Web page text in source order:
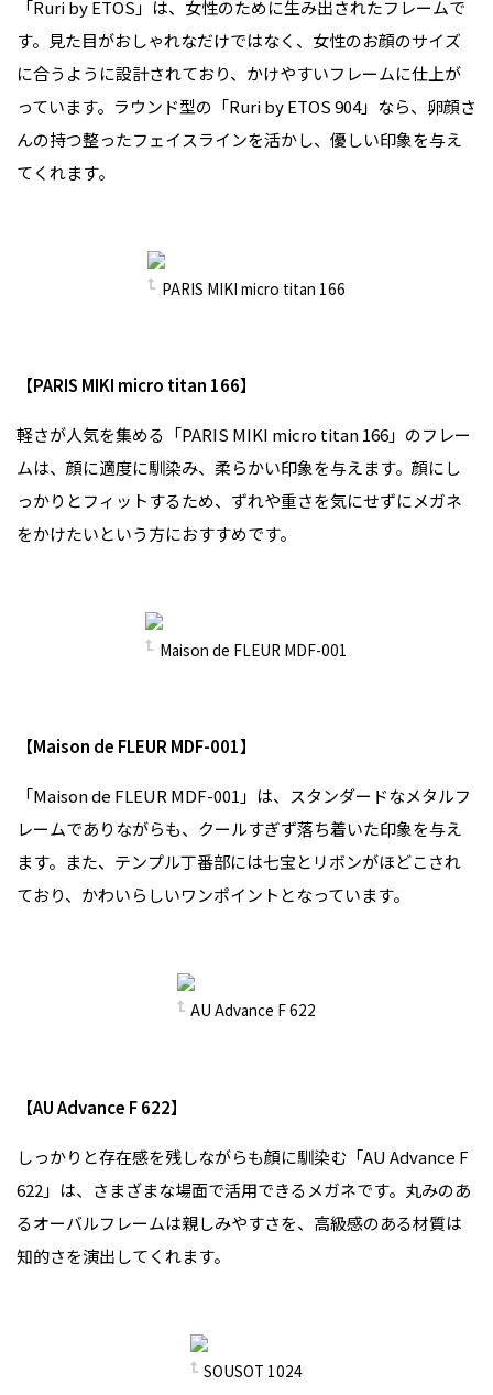
「Ruri by ETOS」は、女性のために生み出されたフレームで
す。見た目がおしゃれなだけではなく、女性のお顔のサイズ
に合うように設計されており、かけやすいフレームに仕上が
っています。ラウンド型の「Ruri by ETOS 904」なら、卵顔さ
んの持つ整ったフェイスラインを活かし、優しい印象を与え
てくれます。
PARIS MIKI micro titan 166
【PARIS MIKI micro titan 166】
軽さが人気を集める「PARIS MIKI micro titan 166」のフレー
ムは、顔に適度に馴染み、柔らかい印象を与えます。顔にし
っかりとフィットするため、ずれや重さを気にせずにメガネ
をかけたいという方におすすめです。
Maison de FLEUR MDF-001
【Maison de FLEUR MDF-001】
「Maison de FLEUR MDF-001」は、スタンダードなメタルフ
レームでありながらも、クールすぎず落ち着いた印象を与え
ます。また、テンプル丁番部には七宝とリボンがほどこされ
ており、かわいらしいワンポイントとなっています。
AU Advance F 622
【AU Advance F 622】
しっかりと存在感を残しながらも顔に馴染む「AU Advance F
622」は、さまざまな場面で活用できるメガネです。丸みのあ
るオーバルフレームは親しみやすさを、高級感のある材質は
知的さを演出してくれます。
SOUSOT 1024